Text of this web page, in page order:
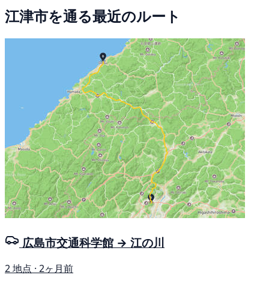
江津市を通る最近のルート
広島市交通科学館 → 江の川
2 地点 · 2ヶ月前